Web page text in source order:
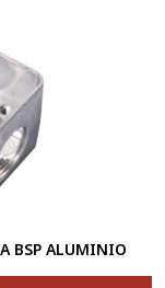
BSP ALUMINIO